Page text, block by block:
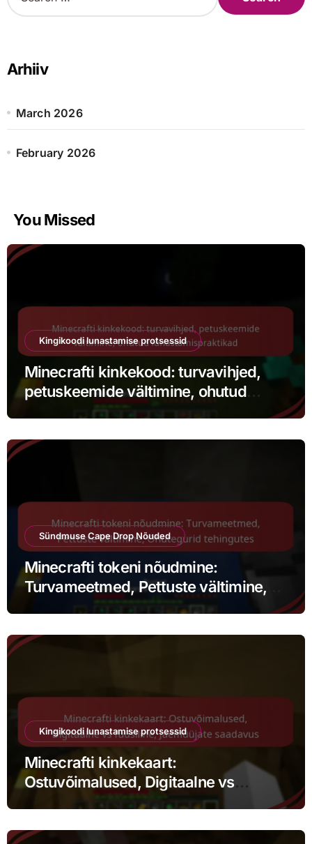
h
f
r
Arhiiv
March 2026
February 2026
You Missed
Kingikoodi lunastamise protsessid
Minecrafti kinkekood: turvavihjed,
petuskeemide vältimine, ohutud
lunastamispraktikad
Sündmuse Cape Drop Nõuded
Minecrafti tokeni nõudmine:
Turvameetmed, Pettuste vältimine,
Ohutegurid tehingutes
Kingikoodi lunastamise protsessid
Minecrafti kinkekaart:
Ostuvõimalused, Digitaalne vs
füüsiline, Jaemüüjate saadavus